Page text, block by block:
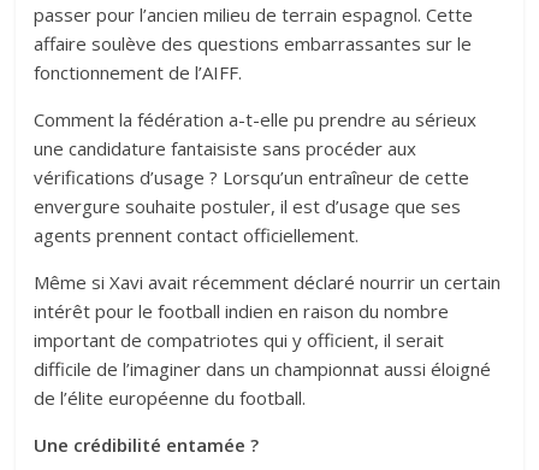
passer pour l’ancien milieu de terrain espagnol. Cette
affaire soulève des questions embarrassantes sur le
fonctionnement de l’AIFF.
Comment la fédération a-t-elle pu prendre au sérieux
une candidature fantaisiste sans procéder aux
vérifications d’usage ? Lorsqu’un entraîneur de cette
envergure souhaite postuler, il est d’usage que ses
agents prennent contact officiellement.
Même si Xavi avait récemment déclaré nourrir un certain
intérêt pour le football indien en raison du nombre
important de compatriotes qui y officient, il serait
difficile de l’imaginer dans un championnat aussi éloigné
de l’élite européenne du football.
Une crédibilité entamée ?